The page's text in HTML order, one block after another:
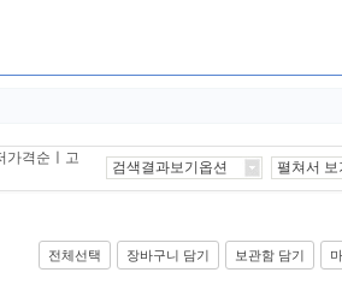
가격순 ㅣ 고
검색결과보기옵션 펼쳐서 보
전체선택 장바구니 담기 보관함 담기